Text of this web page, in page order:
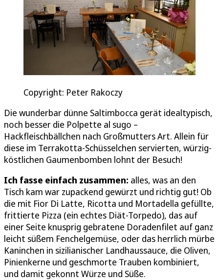
Copyright: Peter Rakoczy
Die wunderbar dünne Saltimbocca gerät idealtypisch,
noch besser die Polpette al sugo –
Hackfleischbällchen nach Großmutters Art. Allein für
diese im Terrakotta-Schüsselchen servierten, würzig-
köstlichen Gaumenbomben lohnt der Besuch!
Ich fasse einfach zusammen: alles, was an den
Tisch kam war zupackend gewürzt und richtig gut! Ob
die mit Fior Di Latte, Ricotta und Mortadella gefüllte,
frittierte Pizza (ein echtes Diät-Torpedo), das auf
einer Seite knusprig gebratene Doradenfilet auf ganz
leicht süßem Fenchelgemüse, oder das herrlich mürbe
Kaninchen in sizilianischer Landhaussauce, die Oliven,
Pinienkerne und geschmorte Trauben kombiniert,
und damit gekonnt Würze und Süße.